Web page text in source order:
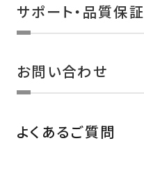
サポート・品質保証
お問い合わせ
よくあるご質問